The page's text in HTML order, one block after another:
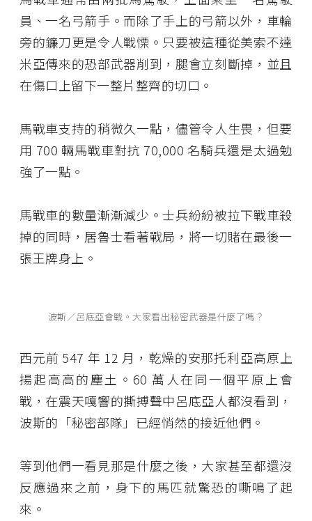
員、一名弓箭手。而除了手上的弓箭以外，車輪
旁的鐮刀更是令人戰慄。只要被這種從美索不達
米亞傳來的恐部武器削到，腿會立刻斷掉，並且
在傷口上留下一整片整齊的切口。
馬戰車支持的稍微久一點，儘管令人生畏，但要
用 700 輛馬戰車對抗 70,000 名騎兵還是太過勉
強了一點。
馬戰車的數量漸漸減少。士兵紛紛被拉下戰車殺
掉的同時，居魯士看著戰局，將一切賭在最後一
張王牌身上。
波斯／呂底亞會戰。大家看出秘密武器是什麼了嗎？
西元前 547 年 12 月，乾燥的安那托利亞高原上
揚起高高的塵土。 60 萬人在同一個平原上會
戰，在震天嘎響的撕搏聲中呂底亞人都沒看到，
波斯的「秘密部隊」已經悄然的接近他們。
等到他們一看見那是什麼之後，大家甚至都還沒
反應過來之前，身下的馬匹就驚恐的嘶鳴了起
來。